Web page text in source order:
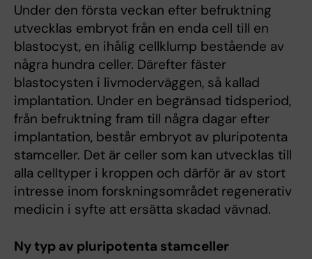
Under den första veckan efter befruktning
utvecklas embryot från en enda cell till en
blastocyst, en ihålig cellklump bestående av
några hundra celler. Därefter fäster
blastocysten i livmoderväggen, så kallad
implantation. Under en begränsad tidsperiod,
från befruktning fram till några dagar efter
implantation, består embryot av pluripotenta
stamceller. Det är celler som kan utvecklas till
alla celltyper i kroppen och därför är av stort
intresse inom forskningsområdet regenerativ
medicin i syfte att ersätta skadad vävnad.
Ny typ av pluripotenta stamceller